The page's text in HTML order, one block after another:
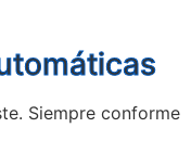
Siempre conforme